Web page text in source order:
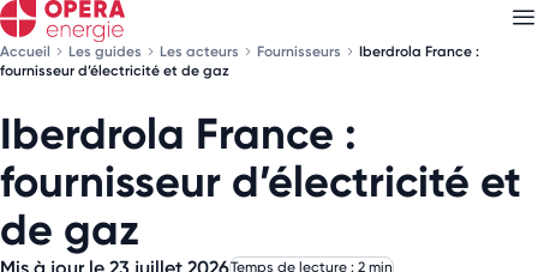
Accueil Les guides Les acteurs Fournisseurs
Iberdrola France :
fournisseur d’électricité et de gaz
Iberdrola France :
fournisseur d’électricité et
de gaz
Mis à jour le 23 juillet 2026Temps de lecture : 2 min
Découvrez nosnewsletters
Choisissez les newsletters qui vous intéressent